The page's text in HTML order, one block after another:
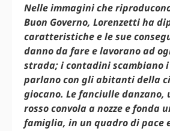
Nelle immagini che
Buon Governo, Lorenzetti ha
caratteristiche e le sue
danno da fare e lavorano ad
strada; i contadini scambiano
parlano con gli abitanti della
giocano. Le fanciulle danzano,
rosso convola a nozze e fonda
famiglia, in un quadro di pace